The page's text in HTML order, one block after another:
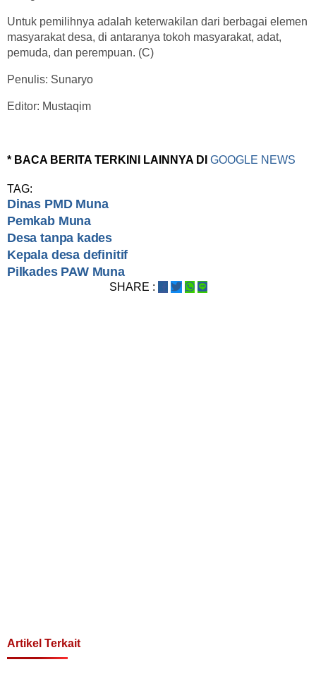
Untuk pemilihnya adalah keterwakilan dari berbagai elemen
masyarakat desa, di antaranya tokoh masyarakat, adat,
pemuda, dan perempuan. (C)
Penulis: Sunaryo
Editor: Mustaqim
* BACA BERITA TERKINI LAINNYA DI GOOGLE NEWS
TAG:
Dinas PMD Muna
Pemkab Muna
Desa tanpa kades
Kepala desa definitif
Pilkades PAW Muna
SHARE :
Artikel Terkait